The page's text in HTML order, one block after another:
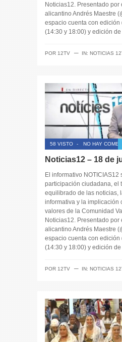
Noticias12. Presentado por
alicantino Andrés Maestre
espacio cuenta con edición
(14:30 y 18:00) y edición
POR 12TV ─ IN: NOTICIAS
58 VISTO - NO HAY
Noticias12 – 18 de
El informativo NOTICIAS12
participación ciudadana, el
equilibrado de las noticias,
informativa y la implicación
valores de la Comunidad
Noticias12. Presentado por
alicantino Andrés Maestre
espacio cuenta con edición
(14:30 y 18:00) y edición
POR 12TV ─ IN: NOTICIAS